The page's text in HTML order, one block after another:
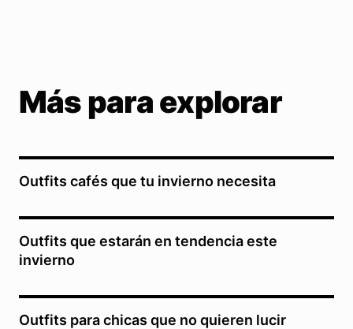
Más para explorar
Outfits cafés que tu invierno necesita
Outfits que estarán en tendencia este
invierno
Outfits para chicas que no quieren lucir